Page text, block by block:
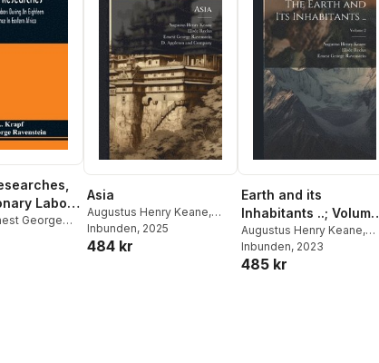
Labors
In
George
Asia
Augustus Henry Keane,
Elisã(c)E Reclus
George Ravenstein
Inbunden, 2025
484 kr
Earth and its
Inhabitants ..; Volume
2
Augustus Henry Keane,
Elisée Reclus,Ernest
George Ravenstein
Inbunden, 2023
485 kr